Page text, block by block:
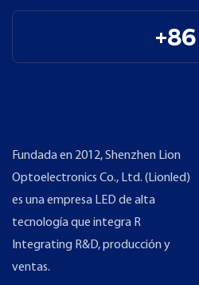
Fundada en 2012, Shenzhen Lion
Optoelectronics Co., Ltd. (Lionled)
es una empresa LED de alta
tecnología que integra R
Integrating R&D, producción y
ventas.